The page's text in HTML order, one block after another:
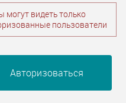
могут видеть только
пользователи
Авторизоваться